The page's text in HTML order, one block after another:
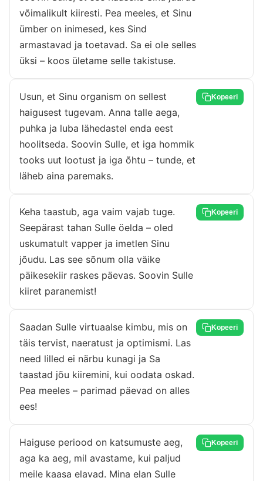
võimalikult kiiresti. Pea meeles, et Sinu
ümber on inimesed, kes Sind
armastavad ja toetavad. Sa ei ole selles
üksi – koos ületame selle takistuse.
Usun, et Sinu organism on sellest
haigusest tugevam. Anna talle aega,
puhka ja luba lähedastel enda eest
hoolitseda. Soovin Sulle, et iga hommik
tooks uut lootust ja iga õhtu – tunde, et
läheb aina paremaks.
Kopeeri
Keha taastub, aga vaim vajab tuge.
Seepärast tahan Sulle öelda – oled
uskumatult vapper ja imetlen Sinu
jõudu. Las see sõnum olla väike
päikesekiir raskes päevas. Soovin Sulle
kiiret paranemist!
Kopeeri
Saadan Sulle virtuaalse kimbu, mis on
täis tervist, naeratust ja optimismi. Las
need lilled ei närbu kunagi ja Sa
taastad jõu kiiremini, kui oodata oskad.
Pea meeles – parimad päevad on alles
ees!
Kopeeri
Haiguse periood on katsumuste aeg,
aga ka aeg, mil avastame, kui paljud
meile kaasa elavad. Mina elan Sulle
Kopeeri